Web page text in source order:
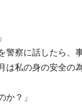
察に話したら、
は私の身の安全の
か？」